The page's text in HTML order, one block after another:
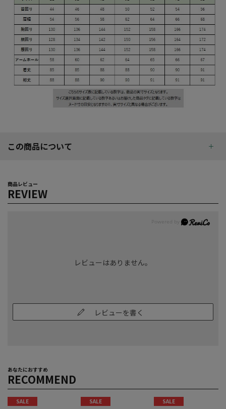
この商品について
商品レビュー
REVIEW
レビューはありません。
レビューを書く
あなたにおすすめ
RECOMMEND
SALE SALE SALE